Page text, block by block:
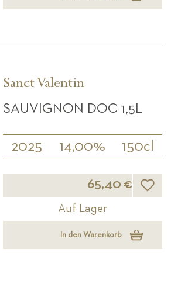
Sanct Valentin
SAUVIGNON DOC 1,5L
2025 14,00% 150cl
65,40 €
Auf Lager
In den Warenkorb